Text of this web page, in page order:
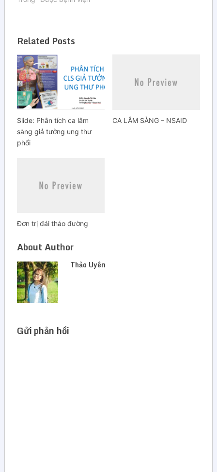
Related Posts
Slide: Phân tích ca lâm
sàng giả tưởng ung thư
phổi
CA LÂM SÀNG – NSAID
Đơn trị đái tháo đường
About Author
Thảo Uyên
Gửi phản hồi